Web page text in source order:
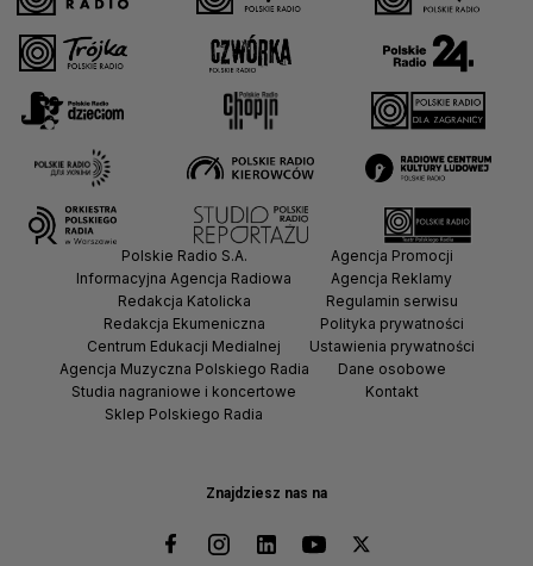
Znajdziesz nas na
Polskie Radio S.A.
Informacyjna Agencja Radiowa
Redakcja Katolicka
Redakcja Ekumeniczna
Centrum Edukacji Medialnej
Agencja Muzyczna Polskiego Radia
Studia nagraniowe i koncertowe
Sklep Polskiego Radia
Agencja Promocji
Agencja Reklamy
Regulamin serwisu
Polityka prywatności
Ustawienia prywatności
Dane osobowe
Kontakt